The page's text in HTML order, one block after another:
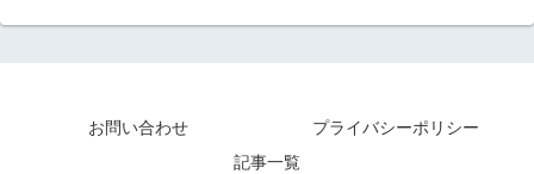
お問い合わせ
プライバシーポリシー
記事一覧